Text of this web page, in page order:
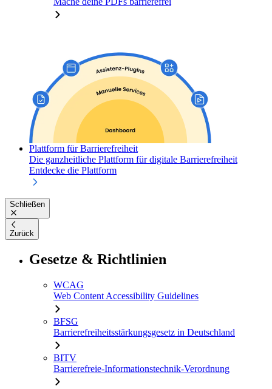
Plattform für Barrierefreiheit
Die ganzheitliche Plattform für digitale Barrierefreiheit
Entdecke die Plattform
Schließen
Zurück
Gesetze & Richtlinien
WCAG
Web Content Accessibility Guidelines
BFSG
Barrierefreiheitsstärkungsgesetz in Deutschland
BITV
Barrierefreie-Informationstechnik-Verordnung